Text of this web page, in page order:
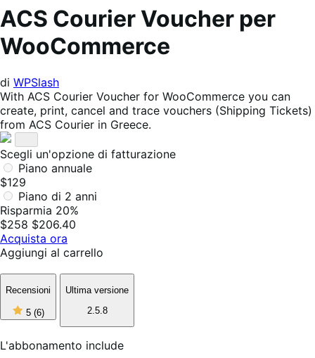
ACS Courier Voucher per
WooCommerce
di WPSlash
With ACS Courier Voucher for WooCommerce you can
create, print, cancel and trace vouchers (Shipping Tickets)
from ACS Courier in Greece.
Scegli un'opzione di fatturazione
Piano annuale
$129
Piano di 2 anni
Risparmia 20%
$258 $206.40
Acquista ora
Aggiungi al carrello
Recensioni
5 (6)5
stelle
5,
6
Ultima versione
2.5.8
L'abbonamento include